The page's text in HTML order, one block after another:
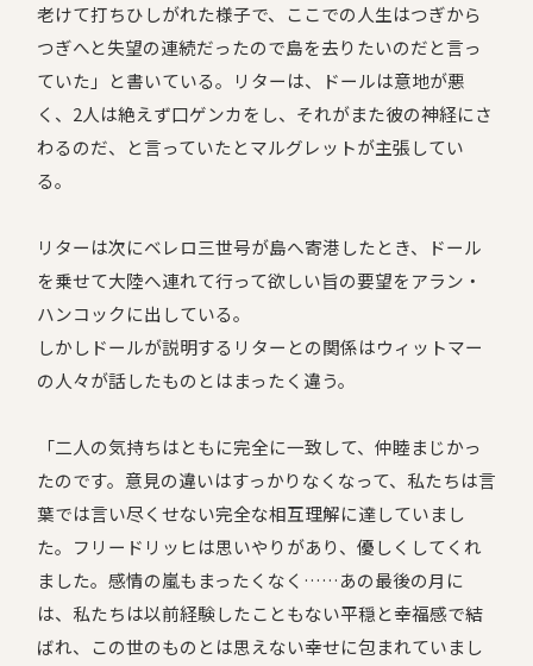
老けて打ちひしがれた様子で、ここでの人生はつぎから
つぎへと失望の連続だったので島を去りたいのだと言っ
ていた」と書いている。リターは、ドールは意地が悪
く、2人は絶えず口ゲンカをし、それがまた彼の神経にさ
わるのだ、と言っていたとマルグレットが主張してい
る。
リターは次にベレロ三世号が島へ寄港したとき、ドール
を乗せて大陸へ連れて行って欲しい旨の要望をアラン・
ハンコックに出している。
しかしドールが説明するリターとの関係はウィットマー
の人々が話したものとはまったく違う。
「二人の気持ちはともに完全に一致して、仲睦まじかっ
たのです。意見の違いはすっかりなくなって、私たちは言
葉では言い尽くせない完全な相互理解に達していまし
た。フリードリッヒは思いやりがあり、優しくしてくれ
ました。感情の嵐もまったくなく……あの最後の月に
は、私たちは以前経験したこともない平穏と幸福感で結
ばれ、この世のものとは思えない幸せに包まれていまし